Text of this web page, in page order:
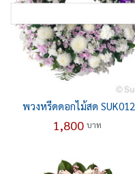
พวงหรีดดอกไม้สด SUK012
1,800 บาท